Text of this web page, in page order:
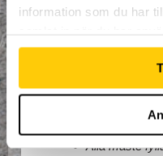
information som du har
Incheckning:
Betalning för
anläggningen
Alla måste